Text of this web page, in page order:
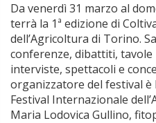
Da venerdì 31 marzo al
terrà la 1ª edizione di
dell’Agricoltura di Torino.
conferenze, dibattiti,
interviste, spettacoli e
organizzatore del festival è
Festival Internazionale
Maria Lodovica Gullino,